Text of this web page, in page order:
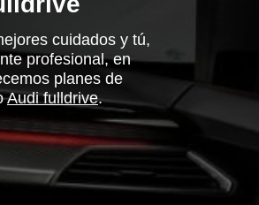
cuidados y tú,
profesional, en
planes de
Audi fulldrive.